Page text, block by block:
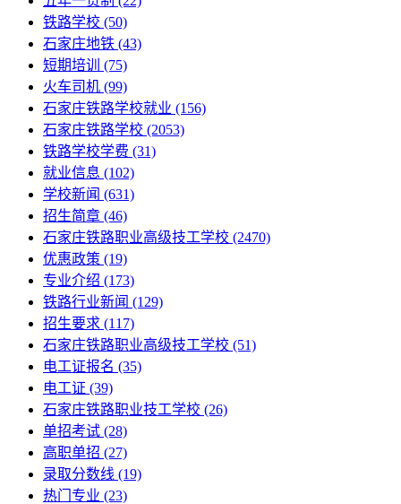
铁路学校 (50)
石家庄地铁 (43)
短期培训
(75)
火车司机 (99)
石家庄铁路学校就业 (156)
石家庄铁路学校 (2053)
铁路学校学费 (31)
就业信息 (102)
学校新闻 (631)
招生简章 (46)
石家庄铁路职业高级技工学校 (2470)
优惠政策 (19)
专业介绍 (173)
铁路行业新闻 (129)
招生要求 (117)
石家庄铁路职业高级技工学校​ (51)
电工证报名 (35)
电工证 (39)
石家庄铁路职业技工学校 (26)
单招考试 (28)
高职单招 (27)
录取分数线 (19)
热门专业 (23)